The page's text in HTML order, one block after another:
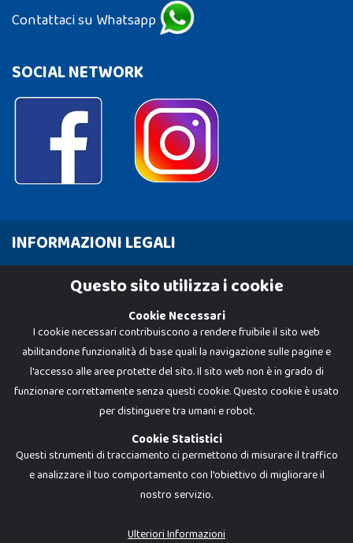
Contattaci su Whatsapp
SOCIAL NETWORK
INFORMAZIONI LEGALI
Cookie Policy
Dadi e Mattoncini è un brand di Giocabene Srl. Ogni riproduzione o utilizzo non
I prezzi e le promozioni pubblicate potrebbero differire da quanto esposto in
Questo sito utilizza i cookie
Cookie Necessari
I cookie necessari contribuiscono a rendere fruibile il sito web
abilitandone funzionalità di base quali la navigazione sulle pagine e
l'accesso alle aree protette del sito. Il sito web non è in grado di
funzionare correttamente senza questi cookie. Questo cookie è usato
per distinguere tra umani e robot.
Cookie Statistici
Questi strumenti di tracciamento ci permettono di misurare il traffico
e analizzare il tuo comportamento con l'obiettivo di migliorare il
nostro servizio.
Ulteriori Informazioni